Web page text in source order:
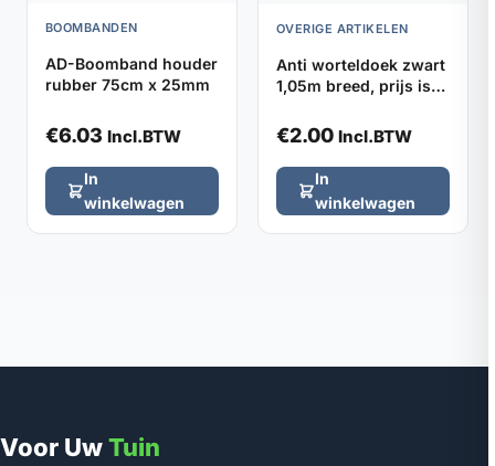
BOOMBANDEN
AD-Boomband houder
rubber 75cm x 25mm
€6.03 Incl.BTW
In
winkelwagen
OVERIGE ARTIKELEN
Anti worteldoek zwart
1,05m breed, prijs is
€2.00 Incl.BTW
In
winkelwagen
Voor UwTuin